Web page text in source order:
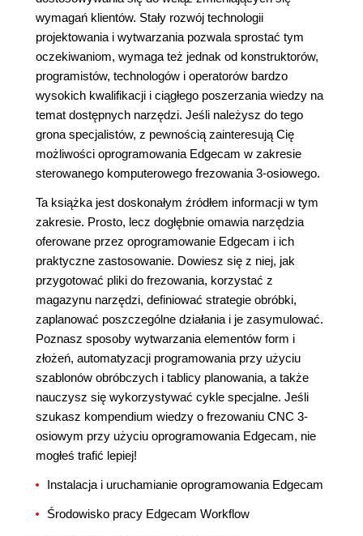
wymagań klientów. Stały rozwój technologii
projektowania i wytwarzania pozwala sprostać tym
oczekiwaniom, wymaga też jednak od konstruktorów,
programistów, technologów i operatorów bardzo
wysokich kwalifikacji i ciągłego poszerzania wiedzy na
temat dostępnych narzędzi. Jeśli należysz do tego
grona specjalistów, z pewnością zainteresują Cię
możliwości oprogramowania Edgecam w zakresie
sterowanego komputerowego frezowania 3-osiowego.
Ta książka jest doskonałym źródłem informacji w tym
zakresie. Prosto, lecz dogłębnie omawia narzędzia
oferowane przez oprogramowanie Edgecam i ich
praktyczne zastosowanie. Dowiesz się z niej, jak
przygotować pliki do frezowania, korzystać z
magazynu narzędzi, definiować strategie obróbki,
zaplanować poszczególne działania i je zasymulować.
Poznasz sposoby wytwarzania elementów form i
złożeń, automatyzacji programowania przy użyciu
szablonów obróbczych i tablicy planowania, a także
nauczysz się wykorzystywać cykle specjalne. Jeśli
szukasz kompendium wiedzy o frezowaniu CNC 3-
osiowym przy użyciu oprogramowania Edgecam, nie
mogłeś trafić lepiej!
Instalacja i uruchamianie oprogramowania Edgecam
Środowisko pracy Edgecam Workflow